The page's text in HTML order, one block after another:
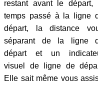
restant avant le départ,
temps passé à la ligne
départ, la distance
séparant de la ligne
départ et un
visuel de ligne de
Elle sait même vous